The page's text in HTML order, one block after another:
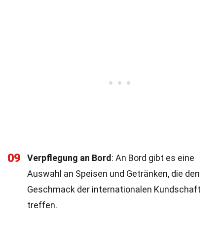
09 Verpflegung an Bord : An Bord gibt es eine
Auswahl an Speisen und Getränken, die den
Geschmack der internationalen Kundschaft
treffen.